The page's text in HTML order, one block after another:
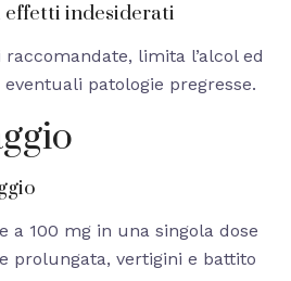
indesiderati
limita l’alcol ed
patologie pregresse.
a 100 mg in una singola dose
prolungata, vertigini e battito